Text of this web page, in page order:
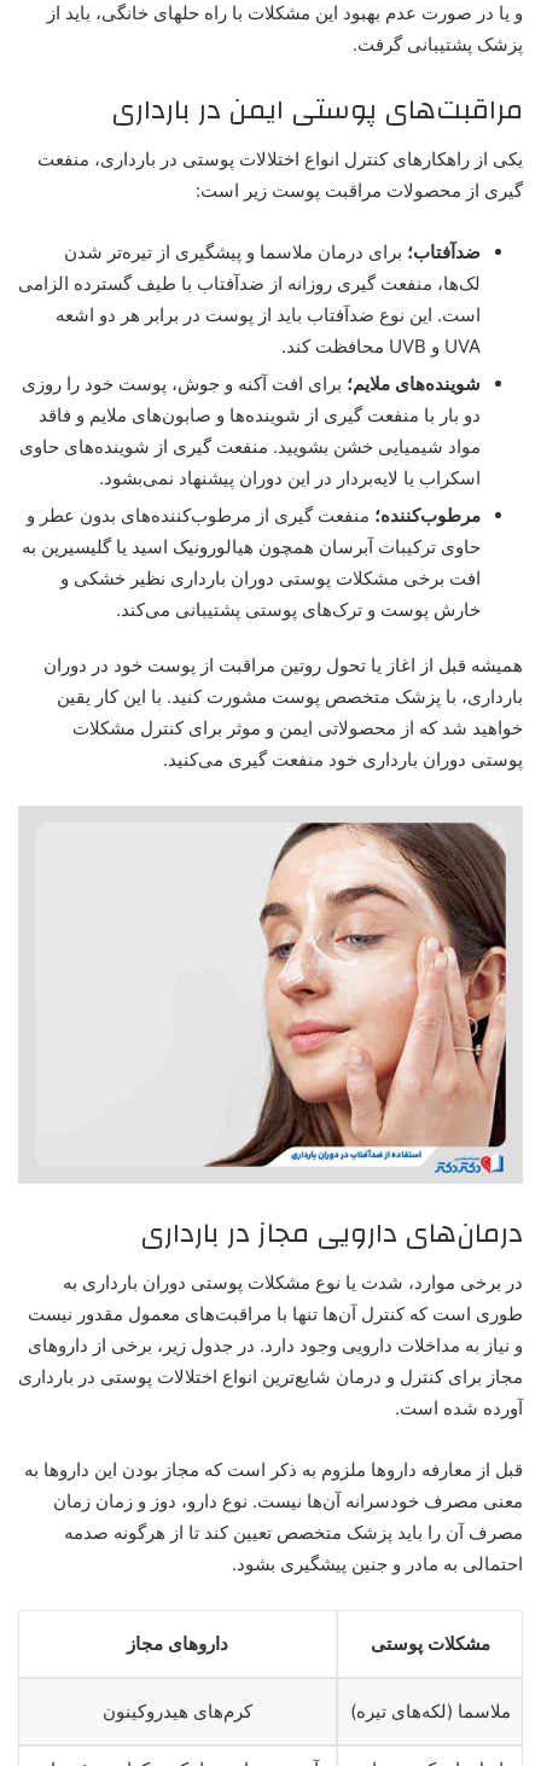
و یا در صورت عدم بهبود این مشکلات با راه حلهای خانگی، باید از
پزشک پشتیبانی گرفت.
مراقبت‌های پوستی ایمن در بارداری
یکی از راهکارهای کنترل انواع اختلالات پوستی در بارداری، منفعت
گیری از محصولات مراقبت پوست زیر است:
ضدآفتاب؛ برای درمان ملاسما و پیشگیری از تیره‌تر شدن
لک‌ها، منفعت گیری روزانه از ضدآفتاب با طیف گسترده الزامی
است. این نوع ضدآفتاب باید از پوست در برابر هر دو اشعه
UVA و UVB محافظت کند.
شوینده‌های ملایم؛ برای افت آکنه و جوش، پوست خود را روزی
دو بار با منفعت گیری از شوینده‌ها و صابون‌های ملایم و فاقد
مواد شیمیایی خشن بشویید. منفعت گیری از شوینده‌های حاوی
اسکراب یا لایه‌بردار در این دوران پیشنهاد نمی‌بشود.
مرطوب‌کننده؛ منفعت گیری از مرطوب‌کننده‌های بدون عطر و
حاوی ترکیبات آبرسان همچون هیالورونیک اسید یا گلیسیرین به
افت برخی مشکلات پوستی دوران بارداری نظیر خشکی و
خارش پوست و ترک‌های پوستی پشتیبانی می‌کند.
همیشه قبل از اغاز یا تحول روتین مراقبت از پوست خود در دوران
بارداری، با پزشک متخصص پوست مشورت کنید. با این کار یقین
خواهید شد که از محصولاتی ایمن و موثر برای کنترل مشکلات
پوستی دوران بارداری خود منفعت گیری می‌کنید.
درمان‌های دارویی مجاز در بارداری
در برخی موارد، شدت یا نوع مشکلات پوستی دوران بارداری به‌
طوری است که کنترل آن‌ها تنها با مراقبت‌های معمول مقدور نیست
و نیاز به مداخلات دارویی وجود دارد. در جدول زیر، برخی از داروهای
مجاز برای کنترل و درمان شایع‌ترین انواع اختلالات پوستی در بارداری
آورده شده است.
قبل از معارفه داروها ملزوم به ذکر است که مجاز بودن این داروها به
معنی مصرف خودسرانه آن‌ها نیست. نوع دارو، دوز و زمان زمان
مصرف آن را باید پزشک متخصص تعیین کند تا از هرگونه صدمه
احتمالی به مادر و جنین پیشگیری بشود.
مشکلات پوستی داروهای مجاز
ملاسما (لکه‌های تیره) کرم‌های هیدروکینون